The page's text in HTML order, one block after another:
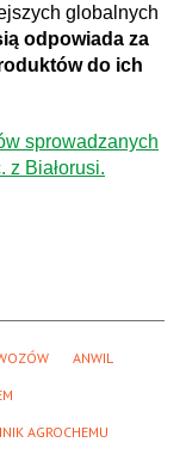
globalnych
odpowiada za
do ich
sprowadzanych
z Białorusi.
ANWIL
AGROCHEMU